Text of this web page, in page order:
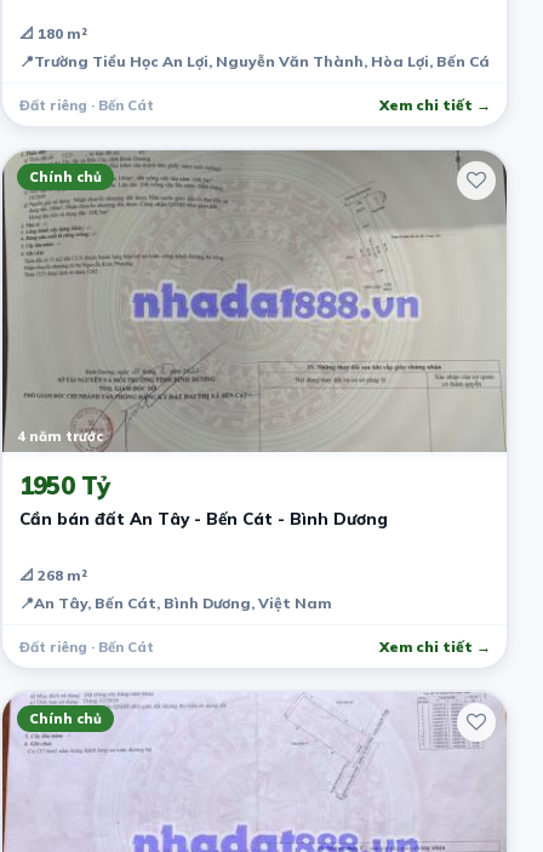
📐 180 m²
📍Trường Tiểu Học An Lợi, Nguyễn Văn Thành, Hòa Lợi, Bến Cát,
Đất riêng · Bến Cát Xem chi tiết →
Chính chủ
4 năm trước
1950 Tỷ
Cần bán đất An Tây - Bến Cát - Bình Dương
📐 268 m²
📍An Tây, Bến Cát, Bình Dương, Việt Nam
Đất riêng · Bến Cát Xem chi tiết →
Chính chủ